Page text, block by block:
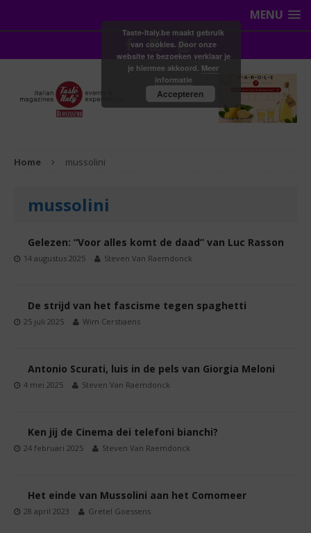
MENU
Home mussolini
mussolini
Gelezen: “Voor alles komt de daad” van Luc Rasson
14 augustus 2025 Steven Van Raemdonck
De strijd van het fascisme tegen spaghetti
25 juli 2025 Wim Cerstiaens
Antonio Scurati, luis in de pels van Giorgia Meloni
4 mei 2025 Steven Van Raemdonck
Ken jij de Cinema dei telefoni bianchi?
24 februari 2025 Steven Van Raemdonck
Het einde van Mussolini aan het Comomeer
28 april 2023 Gretel Goessens
Taste-Italy.be maakt gebruik
van cookies. Door onze
website te bezoeken verklaar je
je hiermee akkoord. Meer
informatie
Accepteren